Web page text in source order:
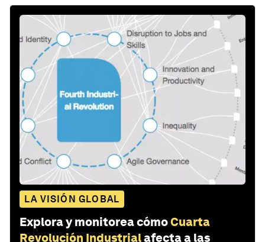
LA VISIÓN GLOBAL
Explora y monitorea cómoCuarta
Revolución Industrialafecta a las